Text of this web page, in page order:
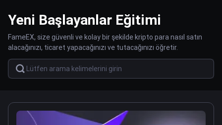
Yeni Başlayanlar Eğitimi
FameEX, size güvenli ve kolay bir şekilde kripto para nasıl satın
alacağınızı, ticaret yapacağınızı ve tutacağınızı öğretir.